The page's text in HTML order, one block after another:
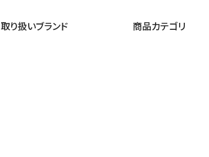
取り扱いブランド 商品カテゴリ